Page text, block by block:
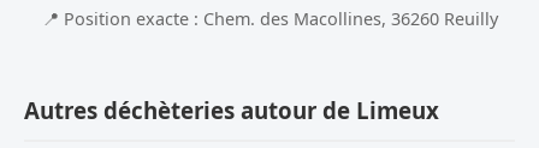
📍 Position exacte : Chem. des Macollines, 36260 Reuilly
Autres déchèteries autour de Limeux